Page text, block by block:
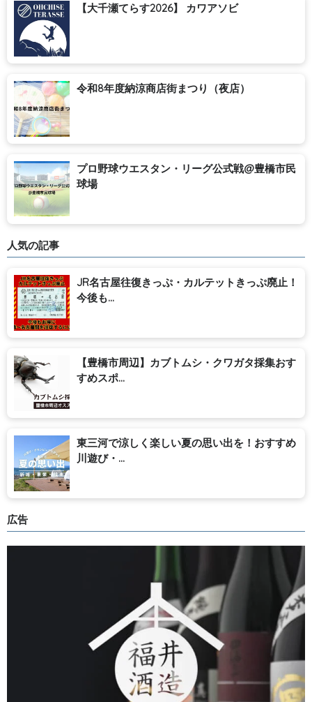
【大千瀬てらす2026】 カワアソビ
令和8年度納涼商店街まつり（夜店）
プロ野球ウエスタン・リーグ公式戦@豊橋市民
球場
人気の記事
JR名古屋往復きっぷ・カルテットきっぷ廃止！
今後も...
【豊橋市周辺】カブトムシ・クワガタ採集おす
すめスポ...
東三河で涼しく楽しい夏の思い出を！おすすめ
川遊び・...
広告